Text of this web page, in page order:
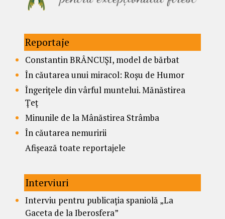
Reportaje
Constantin BRÂNCUȘI, model de bărbat
În căutarea unui miracol: Roșu de Humor
Îngerițele din vârful muntelui. Mănăstirea
Țeț
Minunile de la Mânăstirea Strâmba
În căutarea nemuririi
Afișează toate reportajele
Interviuri
Interviu pentru publicația spaniolă „La
Gaceta de la Iberosfera”